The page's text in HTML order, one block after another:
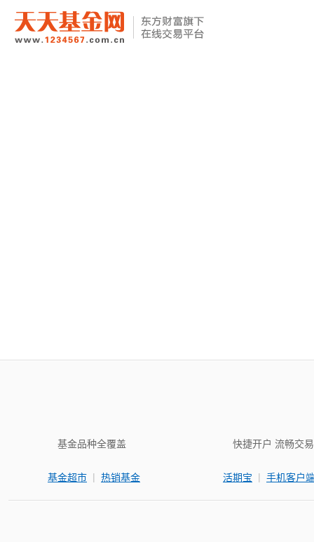
基金品种全覆盖
基金超市 | 热销基金
快捷开户 流畅交易
活期宝 | 手机客户